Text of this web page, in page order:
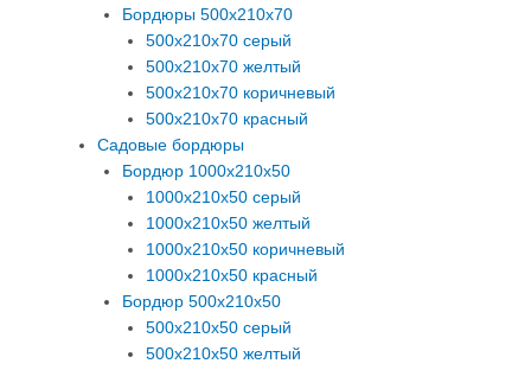
Бордюры 500х210х70
500х210х70 серый
500х210х70 желтый
500х210х70 коричневый
500х210х70 красный
Садовые бордюры
Бордюр 1000х210х50
1000х210х50 серый
1000х210х50 желтый
1000х210х50 коричневый
1000х210х50 красный
Бордюр 500х210х50
500х210х50 серый
500х210х50 желтый